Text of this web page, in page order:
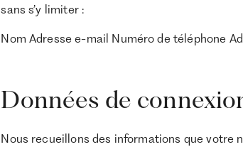
sans s’y limiter :
Nom Adresse e-mail Numéro de téléphone
Données de
Nous recueillons des informations que votre